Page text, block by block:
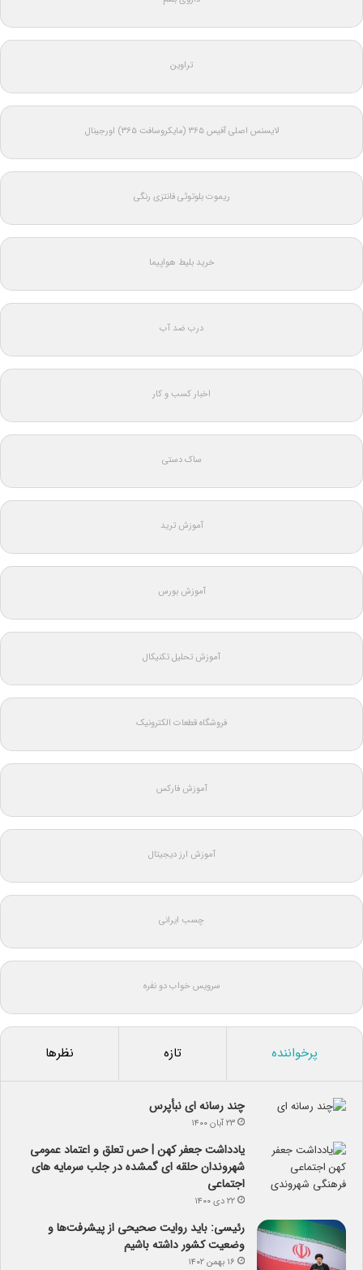
تراوین
لایسنس اصلی آفیس ۳۶۵ (مایکروسافت ۳۶۵) اورجینال
ریموت بلوتوثی فانتزی رنگی
خرید بلیط هواپیما
درب ضد آب
اخبار کسب و کار
ساک دستی
آموزش ترید
آموزش بورس
آموزش تحلیل تکنیکال
فروشگاه قطعات الکترونیک
آموزش فارکس
آموزش ارز دیجیتال
چسب ایرانی
سرویس خواب دو نفره
پرخواننده تازه نظرها
چند رسانه ای نبأپرس
۲۳ آبان ۱۴۰۰
یادداشت جعفر کهن | حس تعلق و اعتماد عمومی
شهروندان حلقه ای گمشده در جلب سرمایه های
اجتماعی
۲۲ دی ۱۴۰۰
رئیسی: باید روایت صحیحی از پیشرفت‌ها و
وضعیت کشور داشته باشیم
۱۶ بهمن ۱۴۰۲